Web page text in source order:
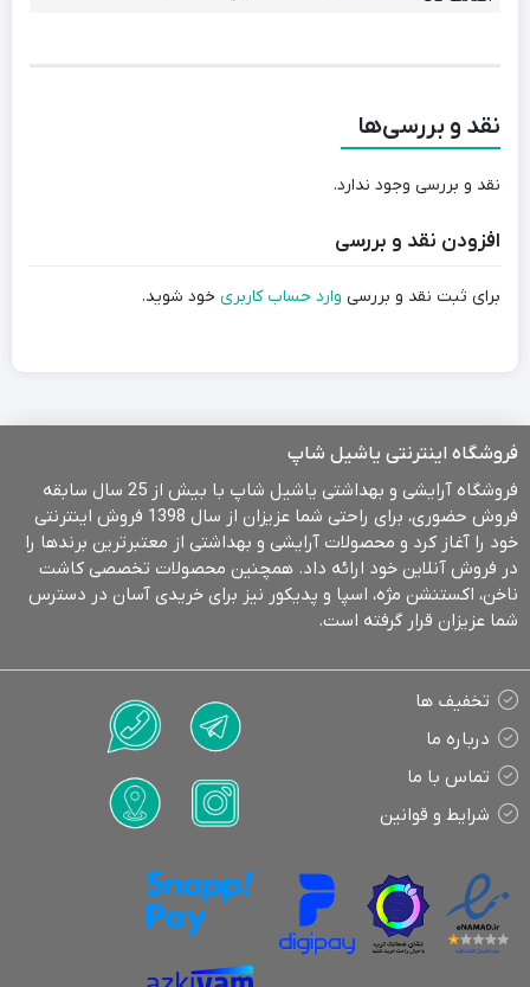
نقد و بررسی‌ها
نقد و بررسی وجود ندارد.
افزودن نقد و بررسی
برای ثبت نقد و بررسی وارد حساب کاربری خود شوید.
فروشگاه اینترنتی یاشیل شاپ
فروشگاه آرایشی و بهداشتی یاشیل شاپ با بیش از 25 سال سابقه
فروش حضوری، برای راحتی شما عزیزان از سال 1398 فروش اینترنتی
خود را آغاز کرد و محصولات آرایشی و بهداشتی از معتبرترین برندها را
در فروش آنلاین خود ارائه داد. همچنین محصولات تخصصی کاشت
ناخن، اکستنشن مژه، اسپا و پدیکور نیز برای خریدی آسان در دسترس
شما عزیزان قرار گرفته است.
تخفیف ها
درباره ما
تماس با ما
شرایط و قوانین